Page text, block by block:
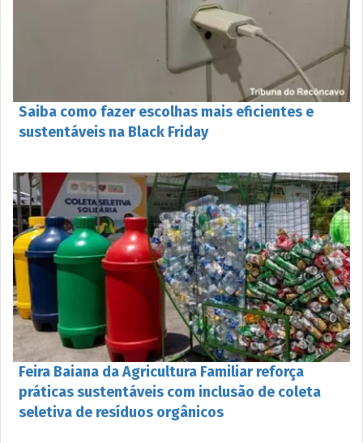
Saiba como fazer escolhas mais eficientes e
sustentáveis na Black Friday
Feira Baiana da Agricultura Familiar reforça
práticas sustentáveis com inclusão de coleta
seletiva de resíduos orgânicos